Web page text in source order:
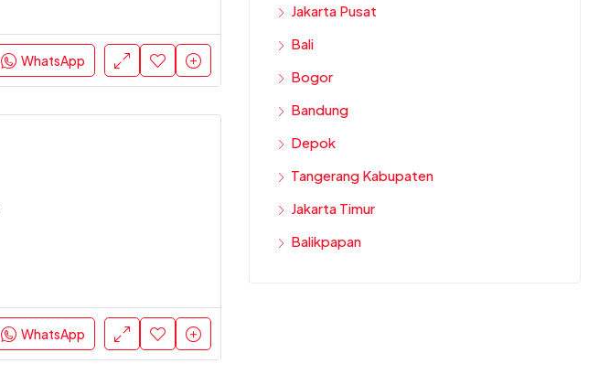
WhatsApp
WhatsApp
Jakarta Pusat
Bali
Bogor
Bandung
Depok
Tangerang Kabupaten
Jakarta Timur
Balikpapan